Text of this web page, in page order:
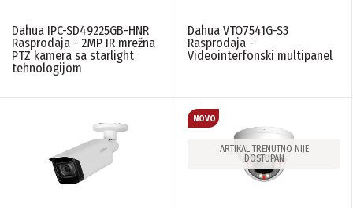
Dahua IPC-SD49225GB-HNR
Rasprodaja - 2MP IR mrežna
PTZ kamera sa starlight
tehnologijom
Dahua VTO7541G-S3
Rasprodaja -
Videointerfonski multipanel
ARTIKAL TRENUTNO NIJE
DOSTUPAN